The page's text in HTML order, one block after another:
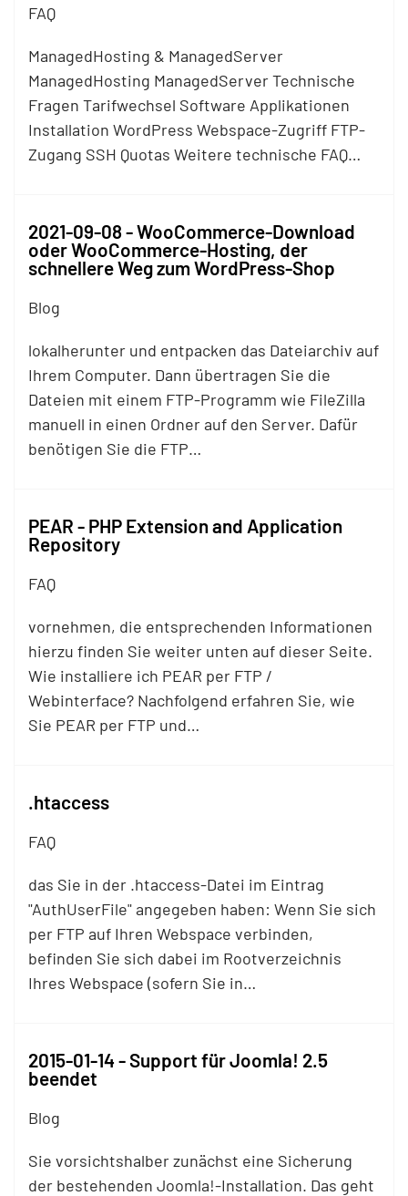
FAQ
ManagedHosting & ManagedServer
ManagedHosting ManagedServer Technische
Fragen Tarifwechsel Software Applikationen
Installation WordPress Webspace-Zugriff FTP-
Zugang SSH Quotas Weitere technische FAQ…
2021-09-08 - WooCommerce-Download
oder WooCommerce-Hosting, der
schnellere Weg zum WordPress-Shop
Blog
lokalherunter und entpacken das Dateiarchiv auf
Ihrem Computer. Dann übertragen Sie die
Dateien mit einem FTP-Programm wie FileZilla
manuell in einen Ordner auf den Server. Dafür
benötigen Sie die FTP…
PEAR - PHP Extension and Application
Repository
FAQ
vornehmen, die entsprechenden Informationen
hierzu finden Sie weiter unten auf dieser Seite.
Wie installiere ich PEAR per FTP /
Webinterface? Nachfolgend erfahren Sie, wie
Sie PEAR per FTP und…
.htaccess
FAQ
das Sie in der .htaccess-Datei im Eintrag
"AuthUserFile" angegeben haben: Wenn Sie sich
per FTP auf Ihren Webspace verbinden,
befinden Sie sich dabei im Rootverzeichnis
Ihres Webspace (sofern Sie in…
2015-01-14 - Support für Joomla! 2.5
beendet
Blog
Sie vorsichtshalber zunächst eine Sicherung
der bestehenden Joomla!-Installation. Das geht